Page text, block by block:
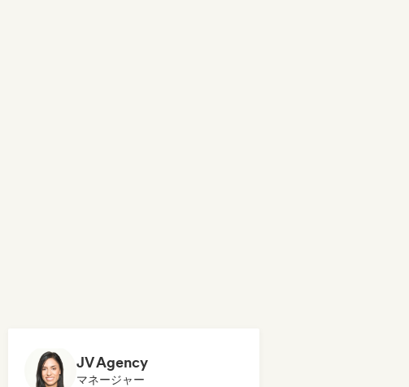
JV Agency
マネージャー